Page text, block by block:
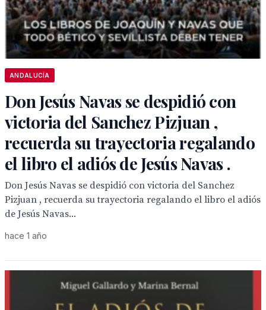
ANDALUCÍA
Don Jesús Navas se despidió con
victoria del Sanchez Pizjuan ,
recuerda su trayectoria regalando
el libro el adiós de Jesús Navas .
Don Jesús Navas se despidió con victoria del Sanchez
Pizjuan , recuerda su trayectoria regalando el libro el adiós
de Jesús Navas...
hace 1 año